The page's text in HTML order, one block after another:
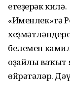
етеҙерәк килә.
«Именлек»тә
белемен
оҙайлы ваҡыт
өйрәтәләр.